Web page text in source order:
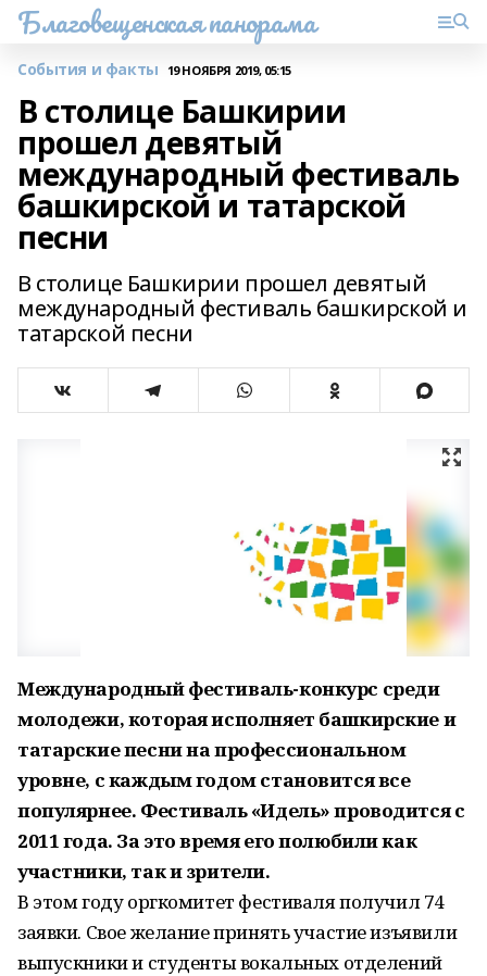
Благовещенская панорама
События и факты 19 НОЯБРЯ 2019, 05:15
В столице Башкирии
прошел девятый
международный фестиваль
башкирской и татарской
песни
В столице Башкирии прошел девятый
международный фестиваль башкирской и
татарской песни
Международный фестиваль-конкурс среди
молодежи, которая исполняет башкирские и
татарские песни на профессиональном
уровне, с каждым годом становится все
популярнее. Фестиваль «Идель» проводится с
2011 года. За это время его полюбили как
участники, так и зрители.
В этом году оргкомитет фестиваля получил 74
заявки. Свое желание принять участие изъявили
выпускники и студенты вокальных отделений